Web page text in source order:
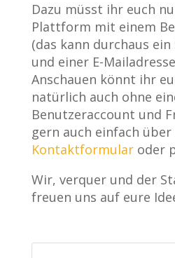
Dazu müsst ihr euch
Plattform mit einem
(das kann durchaus ein
und einer E-
Anschauen könnt ihr
natürlich auch ohne
Benutzeraccount und
gern auch einfach
Kontaktformularoder
Wir, verquer und der
freuen uns auf eure